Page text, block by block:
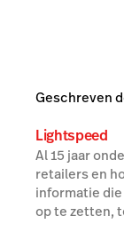
Geschreven
Lightspeed
Al 15 jaar
retailers en
informatie
op te zetten,